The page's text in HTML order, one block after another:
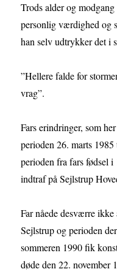
Trods alder og
personlig værdighed og
han selv udtrykker det i
”Hellere falde for
vrag”.
Fars erindringer, som
perioden 26. marts
perioden fra fars fødsel
indtraf på Sejlstrup
Far nåede desværre
Sejlstrup og perioden
sommeren 1990 fik
døde den 22. november